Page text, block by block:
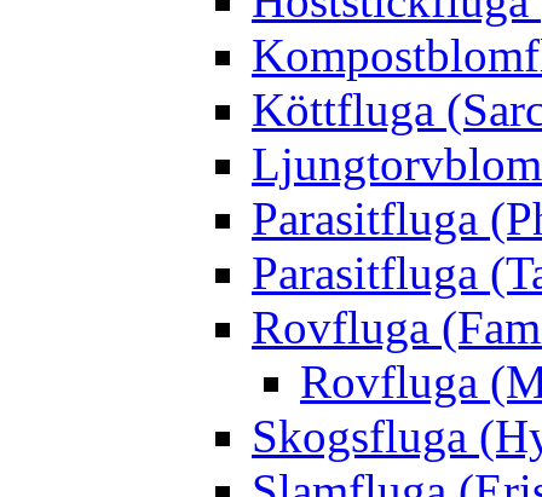
Köttfluga
Parasitfluga
Parasitfluga
Rovfluga
Rovfluga
Skogsfluga